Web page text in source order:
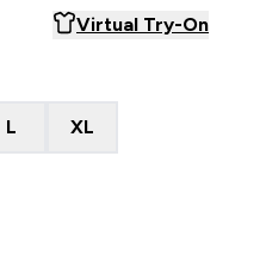
Virtual Try-On
L XL